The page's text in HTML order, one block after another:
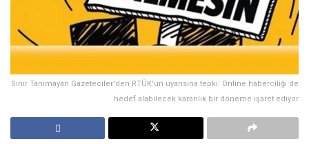
Sınır Tanımayan Gazeteciler'den RTÜK'ün uyarısına tepki: Online haberciliği de
hedef alabilecek karanlık bir döneme işaret ediyor